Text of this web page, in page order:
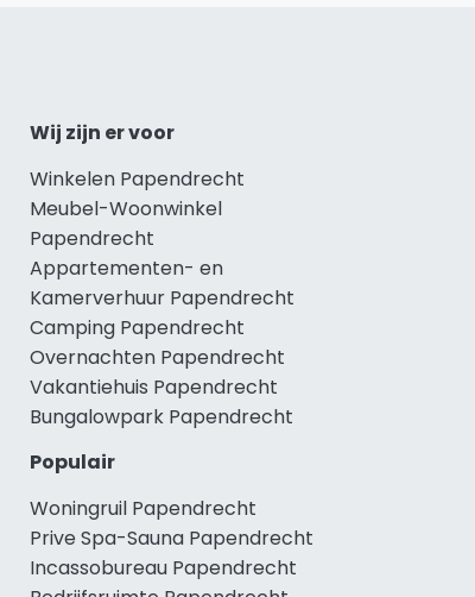
Wij zijn er voor
Winkelen Papendrecht
Meubel-Woonwinkel
Papendrecht
Appartementen- en
Kamerverhuur Papendrecht
Camping Papendrecht
Overnachten Papendrecht
Vakantiehuis Papendrecht
Bungalowpark Papendrecht
Populair
Woningruil Papendrecht
Prive Spa-Sauna Papendrecht
Incassobureau Papendrecht